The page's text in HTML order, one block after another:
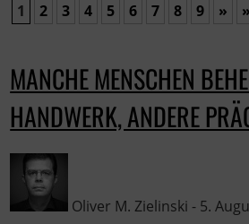
1 2 3 4 5 6 7 8 9 »
MANCHE MENSCHEN
HANDWERK, ANDERE
Oliver M. Zielinski - 5.